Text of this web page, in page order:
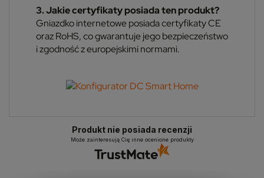
3. Jakie certyfikaty posiada ten produkt?
Gniazdko internetowe posiada certyfikaty CE
oraz RoHS, co gwarantuje jego bezpieczeństwo
i zgodność z europejskimi normami.
Produkt nie posiada recenzji
Może zainteresują Cię inne ocenione produkty